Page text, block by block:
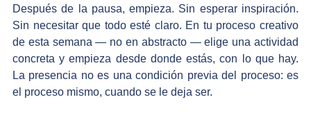
Después de la pausa, empieza. Sin esperar inspiración.
Sin necesitar que todo esté claro. En tu proceso creativo
de esta semana — no en abstracto — elige una actividad
concreta y empieza desde donde estás, con lo que hay.
La presencia no es una condición previa del proceso: es
el proceso mismo, cuando se le deja ser.